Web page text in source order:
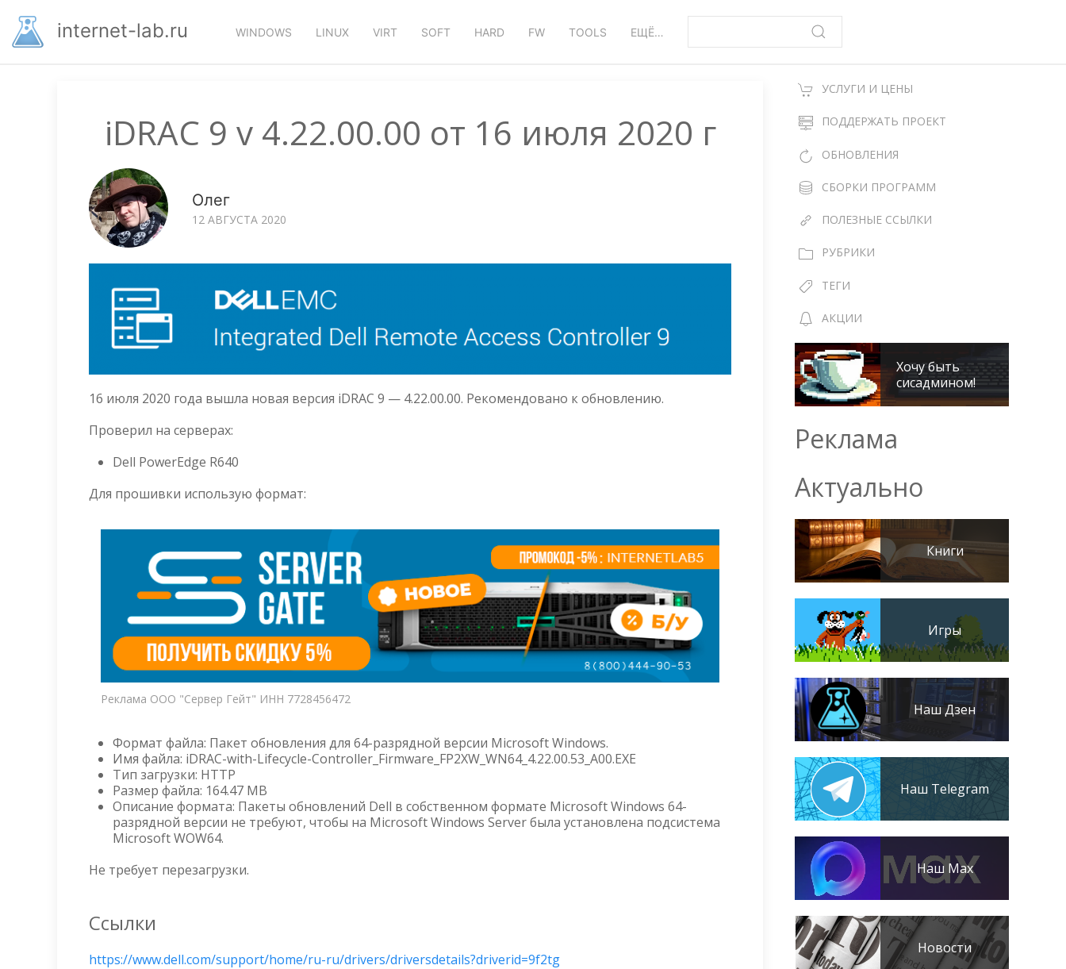
основномуinternet-lab.ru WINDOWS LINUX VIRT SOFT HARD FW TOOLS ЕЩЁ…
iDRAC 9 v 4.22.00.00 от 16 июля 2020 г
Олег
12 АВГУСТА 2020
16 июля 2020 года вышла новая версия iDRAC 9 — 4.22.00.00. Рекомендовано к обновлению.
Проверил на серверах:
Dell PowerEdge R640
Для прошивки использую формат:
Реклама ООО "Сервер Гейт" ИНН 7728456472
Формат файла: Пакет обновления для 64-разрядной версии Microsoft Windows.
Имя файла: iDRAC-with-Lifecycle-Controller_Firmware_FP2XW_WN64_4.22.00.53_A00.EXE
Тип загрузки: HTTP
Размер файла: 164.47 MB
Описание формата: Пакеты обновлений Dell в собственном формате Microsoft Windows 64-
разрядной версии не требуют, чтобы на Microsoft Windows Server была установлена подсистема
Microsoft WOW64.
Не требует перезагрузки.
Ссылки
https://www.dell.com/support/home/ru-ru/drivers/driversdetails?driverid=9f2tg
УСЛУГИ И ЦЕНЫ
ПОДДЕРЖАТЬ ПРОЕКТ
ОБНОВЛЕНИЯ
СБОРКИ ПРОГРАММ
ПОЛЕЗНЫЕ ССЫЛКИ
РУБРИКИ
ТЕГИ
АКЦИИ
Хочу быть
сисадмином!
Реклама
Актуально
Книги
Игры
Наш Дзен
Наш Telegram
Наш Max
Новости